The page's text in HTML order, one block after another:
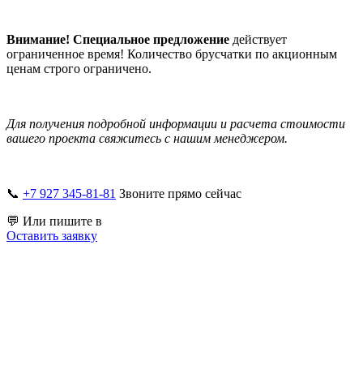
Внимание! Специальное предложение действует
ограниченное время! Количество брусчатки по акционным
ценам строго ограничено.
Для получения подробной информации и расчета стоимости
вашего проекта свяжитесь с нашим менеджером.
📞 +7 927 345-81-81 Звоните прямо сейчас
💬 Или пишите в
Оставить заявку